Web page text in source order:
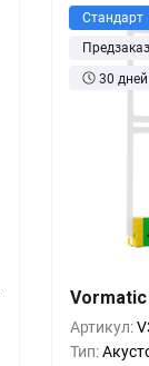
Стандарт
Предзаказ
30 дней
Vormatic
Артикул:
Тип:
1+
5+